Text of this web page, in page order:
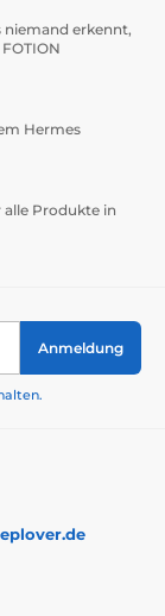
niemand erkennt,
Hermes
alle Produkte in
Anmeldung